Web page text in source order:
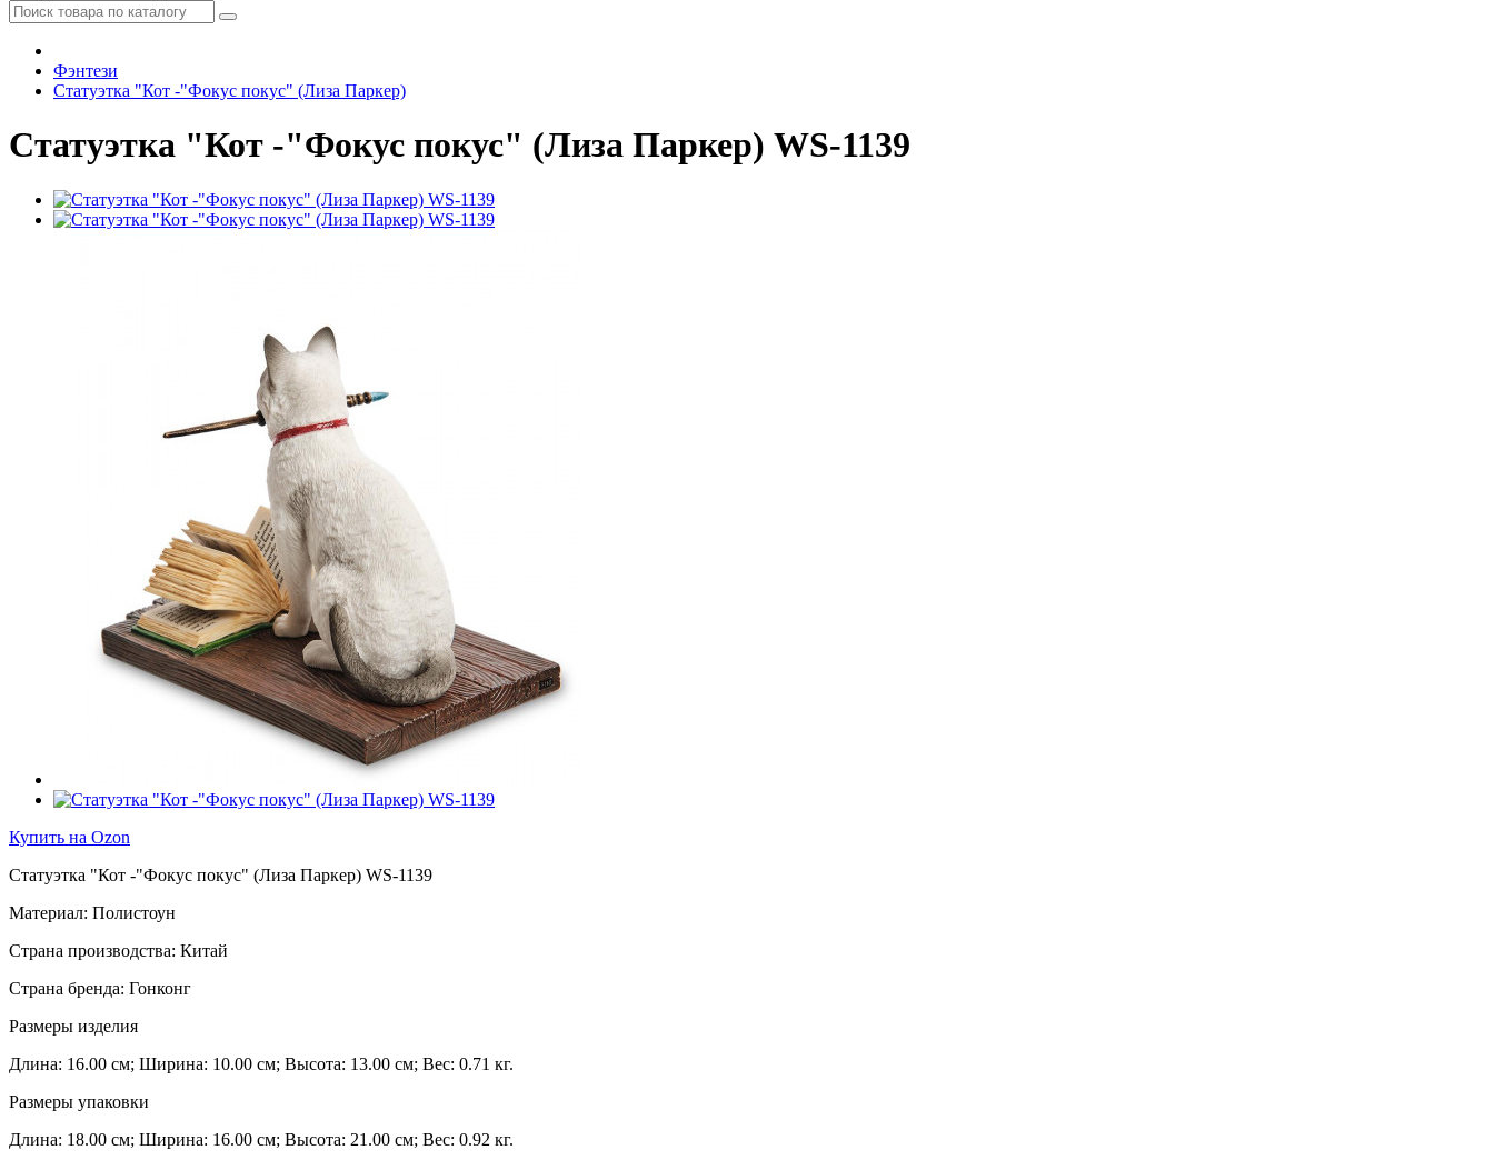
Фэнтези
Статуэтка "Кот -"Фокус покус" (Лиза Паркер)
Статуэтка "Кот -"Фокус покус" (Лиза Паркер) WS-1139
Купить на Ozon
Статуэтка "Кот -"Фокус покус" (Лиза Паркер) WS-1139
Материал: Полистоун
Страна производства: Китай
Страна бренда: Гонконг
Размеры изделия
Длина: 16.00 см; Ширина: 10.00 см; Высота: 13.00 см; Вес: 0.71 кг.
Размеры упаковки
Длина: 18.00 см; Ширина: 16.00 см; Высота: 21.00 см; Вес: 0.92 кг.